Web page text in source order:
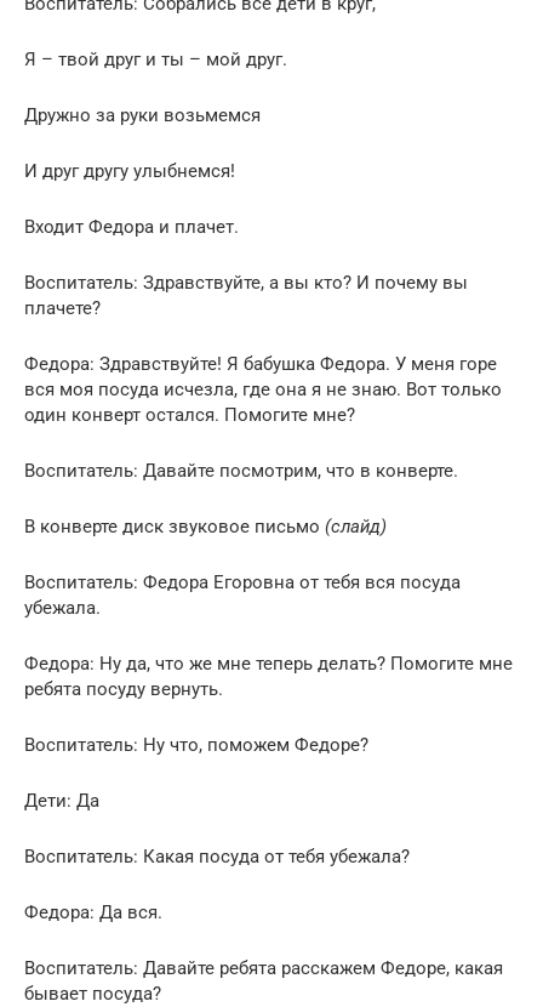
Я – твой друг и ты – мой друг.
Дружно за руки возьмемся
И друг другу улыбнемся!
Входит Федора и плачет.
Воспитатель: Здравствуйте, а вы кто? И почему вы
плачете?
Федора: Здравствуйте! Я бабушка Федора. У меня горе
вся моя посуда исчезла, где она я не знаю. Вот только
один конверт остался. Помогите мне?
Воспитатель: Давайте посмотрим, что в конверте.
В конверте диск звуковое письмо (слайд)
Воспитатель: Федора Егоровна от тебя вся посуда
убежала.
Федора: Ну да, что же мне теперь делать? Помогите мне
ребята посуду вернуть.
Воспитатель: Ну что, поможем Федоре?
Дети: Да
Воспитатель: Какая посуда от тебя убежала?
Федора: Да вся.
Воспитатель: Давайте ребята расскажем Федоре, какая
бывает посуда?